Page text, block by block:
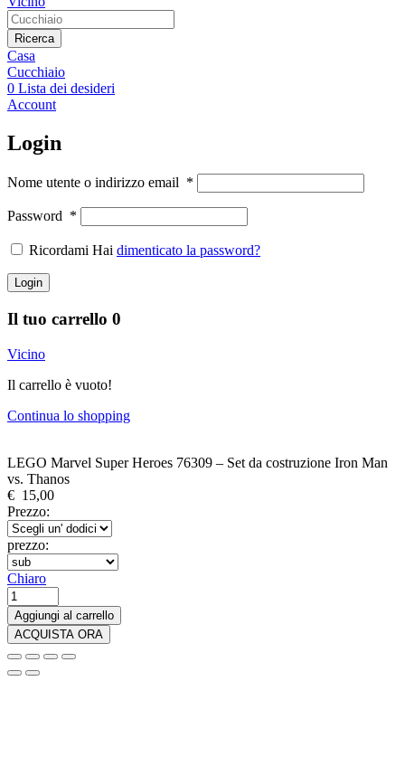
Ricerca
Casa
Cucchiaio
0 Lista dei desideri
Account
Login
Nome utente o indirizzo email *
Password *
Ricordami Hai dimenticato la password?
Login
Il tuo carrello 0
Vicino
Il carrello è vuoto!
Continua lo shopping
LEGO Marvel Super Heroes 76309 – Set da costruzione Iron Man
vs. Thanos
€ 15,00
Prezzo:
prezzo:
Chiaro
LEGO
Marvel
Super
Heroes
76309
-
Aggiungi al carrello
ACQUISTA ORA